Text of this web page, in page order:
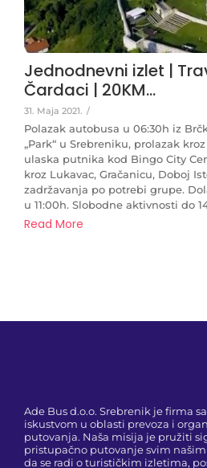
Jednodnevni izlet |
Čardaci | 20KM…
31. Maja 2021. /
Polazak autobusa u 06:30h iz
„Park“ u Srebreniku, prolazak
ulaska putnika kod Bingo City
kroz Lukavac, Gračanicu, Doboj
zadržavanja po potrebi grupe.
u 11:00h. Slobodne aktivnosti do
Read More
Ade Bus d.o.o. Srebrenik je firma
iskustvom u oblasti prevoza i
putovanja. Naša misija je pružiti
pristupačno putovanje svim
da se radi o turističkim izletima,